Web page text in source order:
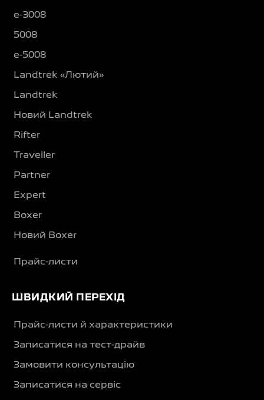
e-3008
5008
e-5008
Landtrek «Лютий»
Landtrek
Новий Landtrek
Rifter
Traveller
Partner
Expert
Boxer
Новий Boxer
Прайс-листи
ШВИДКИЙ ПЕРЕХІД
Прайс-листи й характеристики
Записатися на тест-драйв
Замовити консультацію
Записатися на сервіс